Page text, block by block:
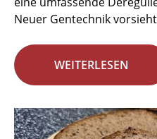
Neuer Gentechnik
WEITERLESEN